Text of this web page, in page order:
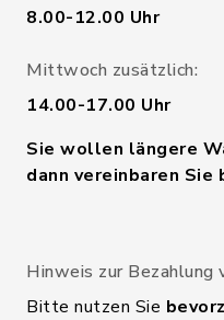
8.00-12.00 Uhr
Mittwoch zusätzlich:
14.00-17.00 Uhr
Sie wollen längere
dann vereinbaren
Hinweis zur Bezahlung
Bitte nutzen Sie